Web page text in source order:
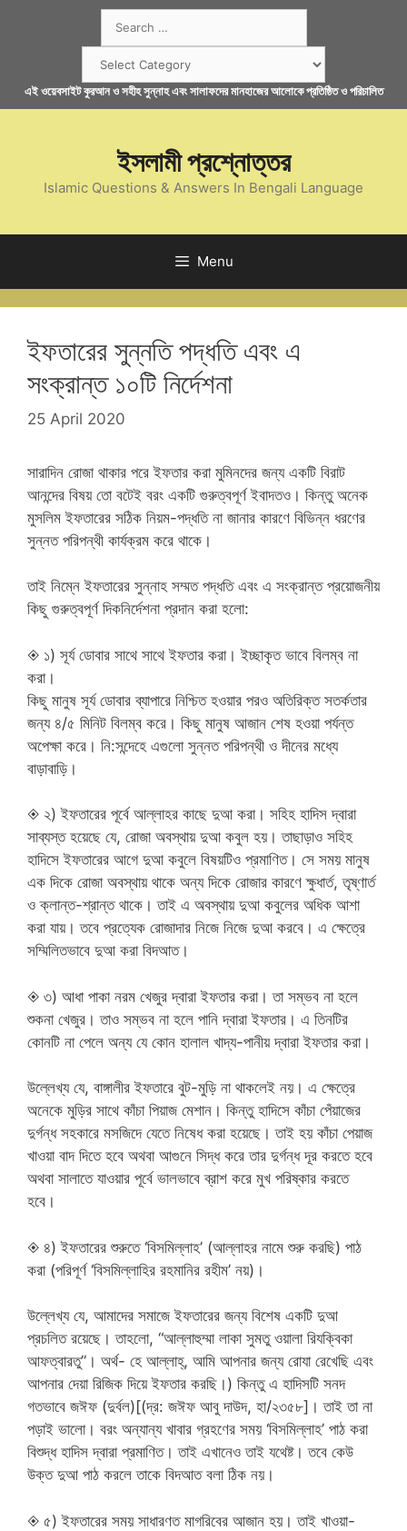
for:
এই ওয়েবসাইট কুরআন ও সহীহ সুন্নাহ এবং সালাফদের মানহাজের আলোকে প্রতিষ্ঠিত ও পরিচালিত
ইসলামী প্রশ্নোত্তর
Islamic Questions & Answers In Bengali Language
Menu
ইফতারের সুন্নতি পদ্ধতি এবং এ
সংক্রান্ত ১০টি নির্দেশনা
25 April 2020
সারাদিন রোজা থাকার পরে ইফতার করা মুমিনদের জন্য একটি বিরাট
আনন্দের বিষয় তো বটেই বরং একটি গুরুত্বপূর্ণ ইবাদতও। কিন্তু অনেক
মুসলিম ইফতারের সঠিক নিয়ম-পদ্ধতি না জানার কারণে বিভিন্ন ধরণের
সুন্নত পরিপন্থী কার্যক্রম করে থাকে।
তাই নিম্নে ইফতারের সুন্নাহ সম্মত পদ্ধতি এবং এ সংক্রান্ত প্রয়োজনীয়
কিছু গুরুত্বপূর্ণ দিকনির্দেশনা প্রদান করা হলো:
◈ ১) সূর্য ডোবার সাথে সাথে ইফতার করা। ইচ্ছাকৃত ভাবে বিলম্ব না
করা।
কিছু মানুষ সূর্য ডোবার ব্যাপারে নিশ্চিত হওয়ার পরও অতিরিক্ত সতর্কতার
জন্য ৪/৫ মিনিট বিলম্ব করে। কিছু মানুষ আজান শেষ হওয়া পর্যন্ত
অপেক্ষা করে। নি:সন্দেহে এগুলো সুন্নত পরিপন্থী ও দীনের মধ্যে
বাড়াবাড়ি।
◈ ২) ইফতারের পূর্বে আল্লাহর কাছে দুআ করা। সহিহ হাদিস দ্বারা
সাব্যস্ত হয়েছে যে, রোজা অবস্থায় দুআ কবুল হয়। তাছাড়াও সহিহ
হাদিসে ইফতারের আগে দুআ কবুলে বিষয়টিও প্রমাণিত। সে সময় মানুষ
এক দিকে রোজা অবস্থায় থাকে অন্য দিকে রোজার কারণে ক্ষুধার্ত, তৃষ্ণার্ত
ও ক্লান্ত-শ্রান্ত থাকে। তাই এ অবস্থায় দুআ কবুলের অধিক আশা
করা যায়। তবে প্রত্যেক রোজাদার নিজে নিজে দুআ করবে। এ ক্ষেত্রে
সম্মিলিতভাবে দুআ করা বিদআত।
◈ ৩) আধা পাকা নরম খেজুর দ্বারা ইফতার করা। তা সম্ভব না হলে
শুকনা খেজুর। তাও সম্ভব না হলে পানি দ্বারা ইফতার। এ তিনটির
কোনটি না পেলে অন্য যে কোন হালাল খাদ্য-পানীয় দ্বারা ইফতার করা।
উল্লেখ্য যে, বাঙ্গালীর ইফতারে বুট-মুড়ি না থাকলেই নয়। এ ক্ষেত্রে
অনেকে মুড়ির সাথে কাঁচা পিয়াজ মেশান। কিন্তু হাদিসে কাঁচা পেঁয়াজের
দুর্গন্ধ সহকারে মসজিদে যেতে নিষেধ করা হয়েছে। তাই হয় কাঁচা পেয়াজ
খাওয়া বাদ দিতে হবে অথবা আগুনে সিদ্ধ করে তার দুর্গন্ধ দূর করতে হবে
অথবা সালাতে যাওয়ার পূর্বে ভালভাবে ব্রাশ করে মুখ পরিষ্কার করতে
হবে।
◈ ৪) ইফতারের শুরুতে ‘বিসমিল্লাহ’ (আল্লাহর নামে শুরু করছি) পাঠ
করা (পরিপূর্ণ ‘বিসমিল্লাহির রহমানির রহীম’ নয়)।
উল্লেখ্য যে, আমাদের সমাজে ইফতারের জন্য বিশেষ একটি দুআ
প্রচলিত রয়েছে। তাহলো, “আল্লাহুম্মা লাকা সুমতু ওয়ালা রিযক্বিকা
আফত্বারতু”। অর্থ- হে আল্লাহ্, আমি আপনার জন্য রোযা রেখেছি এবং
আপনার দেয়া রিজিক দিয়ে ইফতার করছি।) কিন্তু এ হাদিসটি সনদ
গতভাবে জঈফ (দুর্বল)[(দ্র: জঈফ আবু দাউদ, হা/২৩৫৮]। তাই তা না
পড়াই ভালো। বরং অন্যান্য খাবার গ্রহণের সময় ‘বিসমিল্লাহ’ পাঠ করা
বিশুদ্ধ হাদিস দ্বারা প্রমাণিত। তাই এখানেও তাই যথেষ্ট। তবে কেউ
উক্ত দুআ পাঠ করলে তাকে বিদআত বলা ঠিক নয়।
◈ ৫) ইফতারের সময় সাধারণত মাগরিবের আজান হয়। তাই খাওয়া-